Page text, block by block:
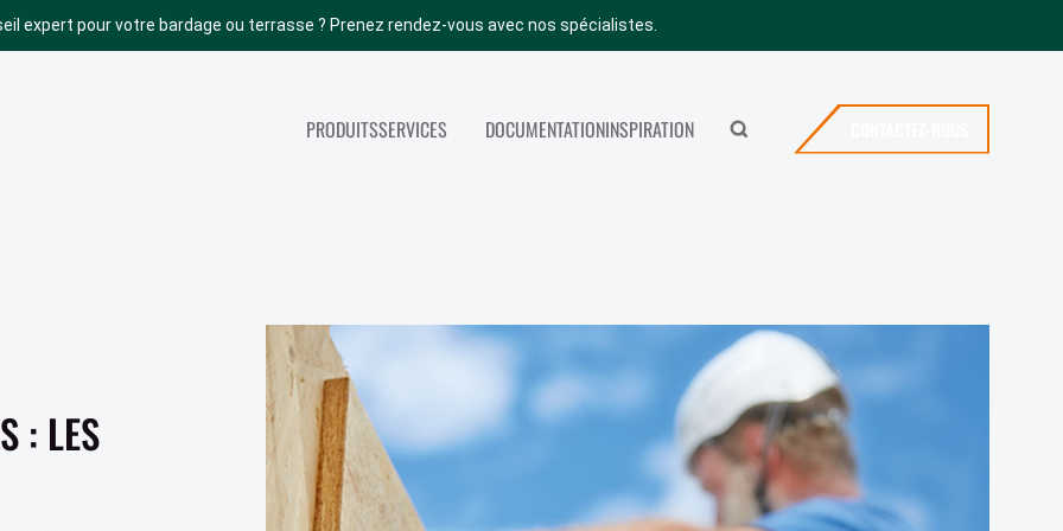
expert pour votre bardage ou terrasse ? Prenez rendez-vous avec nos spécialistes.
PRODUITS
VISITER NOTRE SHOWROOM
SERVICES
SHOWROOM
OFFRES D’EMPLOI
FAQ
DOCUMENTATIONINSPIRATION Rechercher
: LES